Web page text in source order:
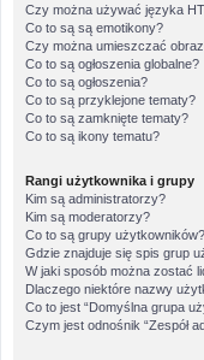
Czy można używać języka
Co to są są emotikony?
Czy można umieszczać
Co to są ogłoszenia globalne?
Co to są ogłoszenia?
Co to są przyklejone tematy?
Co to są zamknięte tematy?
Co to są ikony tematu?
Rangi użytkownika i grupy
Kim są administratorzy?
Kim są moderatorzy?
Co to są grupy użytkowników?
Gdzie znajduje się spis grup
W jaki sposób można zostać
Dlaczego niektóre nazwy
Co to jest “Domyślna grupa
Czym jest odnośnik “Zespół